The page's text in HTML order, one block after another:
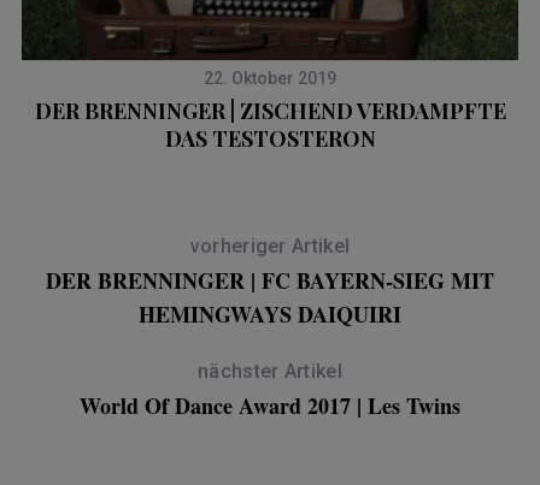
22. Oktober 2019
DER BRENNINGER | ZISCHEND VERDAMPFTE
DAS TESTOSTERON
vorheriger Artikel
DER BRENNINGER | FC BAYERN-SIEG MIT
HEMINGWAYS DAIQUIRI
nächster Artikel
World Of Dance Award 2017 | Les Twins